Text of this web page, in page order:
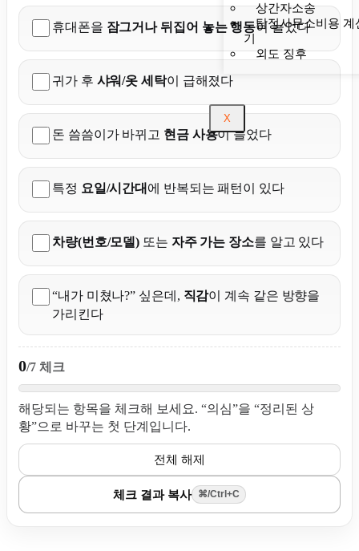
상간자소송
탐정사무소비용 계
기
외도 징후
X
휴대폰을 잠그거나 뒤집어 놓는 행동이 늘었다
귀가 후 샤워/옷 세탁이 급해졌다
돈 씀씀이가 바뀌고 현금 사용이 늘었다
특정 요일/시간대 에 반복되는 패턴이 있다
차량(번호/모델) 또는 자주 가는 장소를 알고 있다
“내가 미쳤나?” 싶은데, 직감이 계속 같은 방향을
가리킨다
0/7 체크
해당되는 항목을 체크해 보세요. “의심”을 “정리된 상
황”으로 바꾸는 첫 단계입니다.
전체 해제
체크 결과 복사 ⌘/Ctrl+C